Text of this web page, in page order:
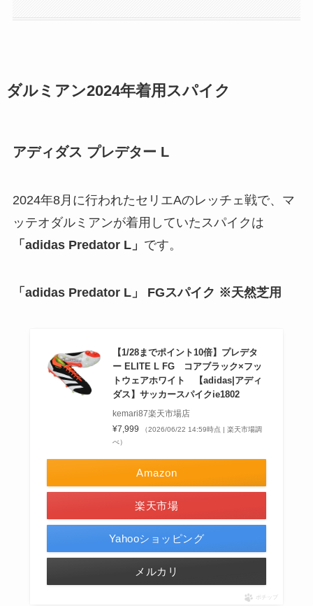
ダルミアン2024年着用スパイク
アディダス プレデター L
2024年8月に行われたセリエAのレッチェ戦で、マ
ッテオダルミアンが着用していたスパイクは
「adidas Predator L」 です。
「 adidas Predator L」 FGスパイク ※天然芝用
【1/28までポイント10倍】プレデタ
ー ELITE L FG コアブラック×フッ
トウェアホワイト 【adidas|アディ
ダス】サッカースパイクie1802
kemari87楽天市場店
¥7,999
（2026/06/22 14:59時点 | 楽天市場調
べ）
Amazon
楽天市場
Yahooショッピング
メルカリ
ポチップ